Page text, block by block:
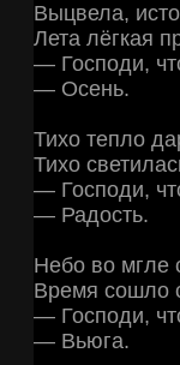
Выцвела,
Лета лёгкая
— Господи,
— Осень.
Тихо тепло
Тихо
— Господи,
— Радость.
Небо во мгле
Время сошло
— Господи,
— Вьюга.